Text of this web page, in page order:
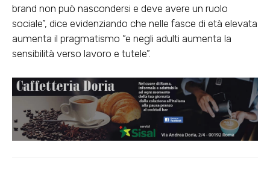
brand non può nascondersi e deve avere un ruolo
sociale”, dice evidenziando che nelle fasce di età elevata
aumenta il pragmatismo “e negli adulti aumenta la
sensibilità verso lavoro e tutele”.